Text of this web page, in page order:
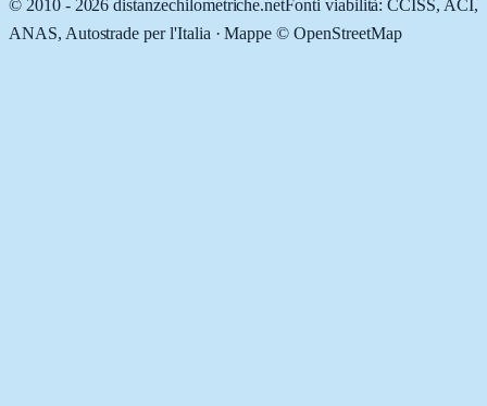
© 2010 - 2026 distanzechilometriche.netFonti viabilità: CCISS, ACI,
ANAS, Autostrade per l'Italia · Mappe © OpenStreetMap